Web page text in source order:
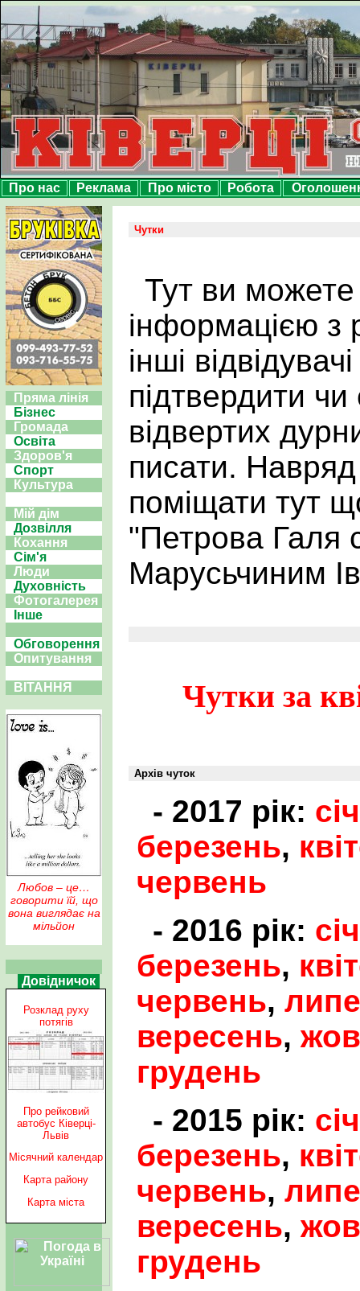
Про нас Реклама Про місто Робота
Пряма лінія
Бізнес
Громада
Освіта
Здоров'я
Спорт
Культура
Мій дім
Дозвілля
Кохання
Сім'я
Люди
Духовність
Фотогалерея
Інше
Обговорення
Опитування
ВІТАННЯ
Любов – це…
говорити їй, що
вона виглядає на
мільйон
Довідничок
Розклад руху
потягів
Про рейковий
автобус Ківерці-
Львів
Місячний календар
Карта району
Карта міста
Чутки
Тут ви можете
інформацією з
інші
підтвердити
відвертих
писати.
поміщати тут
"Петрова Галя
Марусьчиним
Чутки за
Архів чуток
- 2017 рік:
березень,
червень
- 2016 рік:
березень,
червень,
вересень,
грудень
- 2015 рік:
березень,
червень,
вересень,
грудень